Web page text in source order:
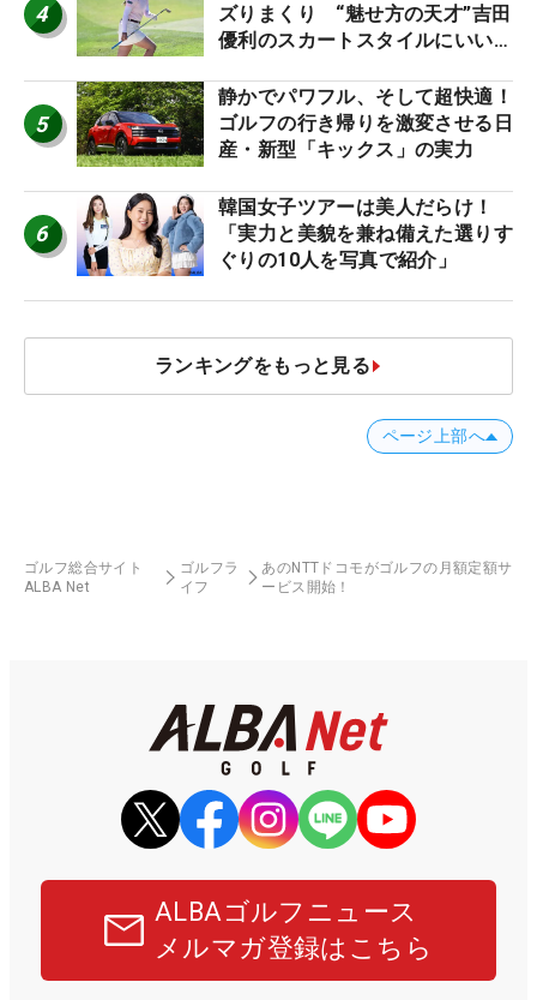
4
ズりまくり “魅せ方の天才”吉田
優利のスカートスタイルにいい
5
静かでパワフル、そして超快適！
ゴルフの行き帰りを激変させる日
産・新型「キックス」の実力
6
韓国女子ツアーは美人だらけ！
「実力と美貌を兼ね備えた選りす
ぐりの10人を写真で紹介」
ランキングをもっと見る
ページ上部へ
ゴルフ総合サイト
ALBA Net
ゴルフラ
イフ
あのNTTドコモがゴルフの月額定額サ
ービス開始！
ALBAゴルフニュース
メルマガ登録はこちら